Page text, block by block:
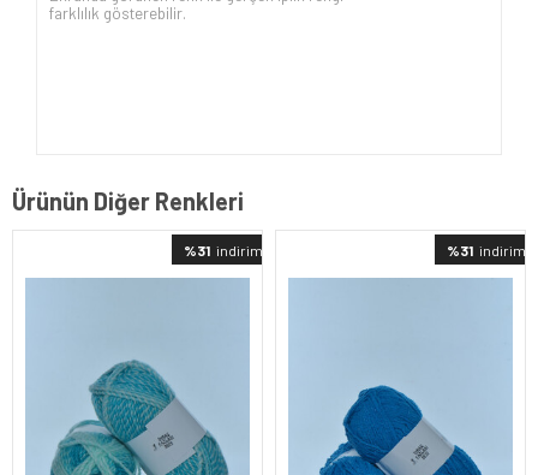
farklılık gösterebilir.
Ürünün Diğer Renkleri
%31 indirimli %31 indirimli